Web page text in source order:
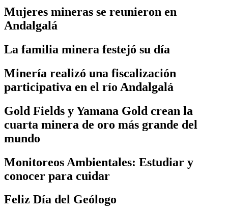
Mujeres mineras se reunieron en
Andalgalá
La familia minera festejó su día
Minería realizó una fiscalización
participativa en el río Andalgalá
Gold Fields y Yamana Gold crean la
cuarta minera de oro más grande del
mundo
Monitoreos Ambientales: Estudiar y
conocer para cuidar
Feliz Día del Geólogo